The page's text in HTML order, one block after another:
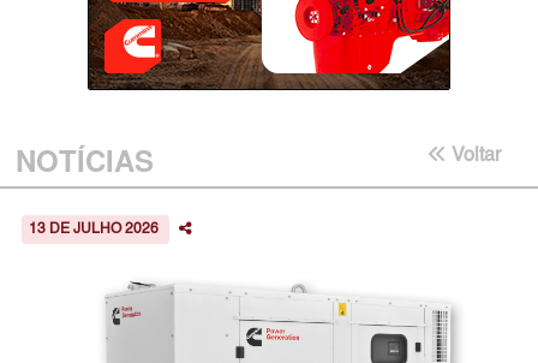
NOTÍCIAS Voltar
13 DE JULHO 2026